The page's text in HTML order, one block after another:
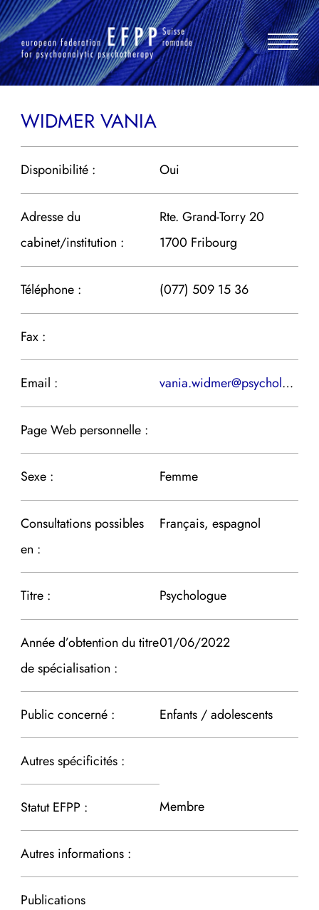
Aller
au
contenu
WIDMER VANIA
Disponibilité : Oui
Adresse du
cabinet/institution :
Rte. Grand-Torry 20
1700 Fribourg
Téléphone : (077) 509 15 36
Fax :
Email : vania.widmer@psychologie.ch
Page Web personnelle :
Sexe : Femme
Consultations possibles
en :
Français, espagnol
Titre : Psychologue
Année d’obtention du titre
de spécialisation :
01/06/2022
Public concerné : Enfants / adolescents
Autres spécificités :
Statut EFPP : Membre
Autres informations :
Publications